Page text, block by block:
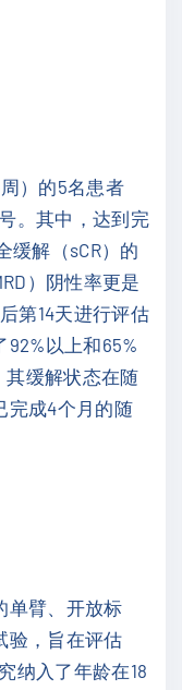
）的5名患者
。其中，达到完
缓解（sCR）的
）阴性率更是
第14天进行评估
以上和65%
其缓解状态在随
完成4个月的随
单臂、开放标
验，旨在评估
纳入了年龄在18